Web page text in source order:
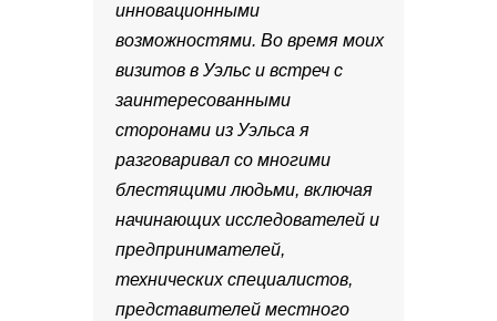
инновационными
возможностями. Во время моих
визитов в Уэльс и встреч с
заинтересованными
сторонами из Уэльса я
разговаривал со многими
блестящими людьми, включая
начинающих исследователей и
предпринимателей,
технических специалистов,
представителей местного